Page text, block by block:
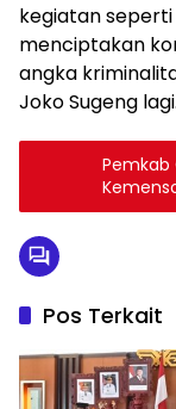
kegiatan
menciptakan
angka
Joko Sugeng
Pemkab
Pos Terkait